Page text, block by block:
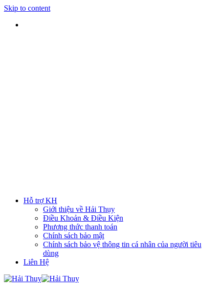
Skip to content
Hỗ trợ KH
Giới thiệu về Hải Thụy
Điều Khoản & Điều Kiện
Phương thức thanh toán
Chính sách bảo mật
Chính sách bảo vệ thông tin cá nhân của người tiêu
dùng
Liên Hệ